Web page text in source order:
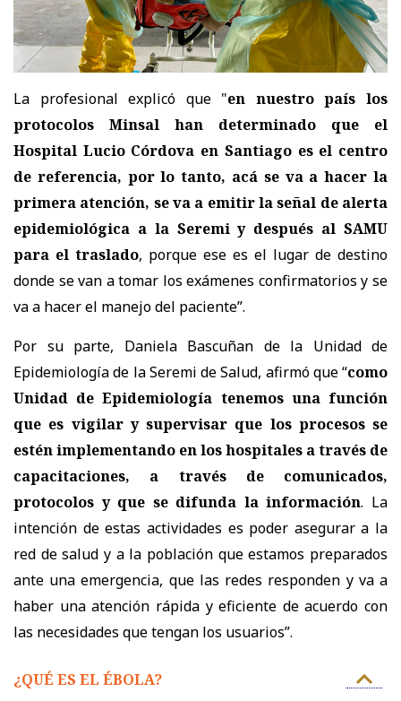
La profesional explicó que "en nuestro país los
protocolos Minsal han determinado que el
Hospital Lucio Córdova en Santiago es el centro
de referencia, por lo tanto, acá se va a hacer la
primera atención, se va a emitir la señal de alerta
epidemiológica a la Seremi y después al SAMU
para el traslado, porque ese es el lugar de destino
donde se van a tomar los exámenes confirmatorios y se
va a hacer el manejo del paciente”.
Por su parte, Daniela Bascuñan de la Unidad de
Epidemiología de la Seremi de Salud, afirmó que “como
Unidad de Epidemiología tenemos una función
que es vigilar y supervisar que los procesos se
estén implementando en los hospitales a través de
capacitaciones, a través de comunicados,
protocolos y que se difunda la información. La
intención de estas actividades es poder asegurar a la
red de salud y a la población que estamos preparados
ante una emergencia, que las redes responden y va a
haber una atención rápida y eficiente de acuerdo con
las necesidades que tengan los usuarios”.
¿QUÉ ES EL ÉBOLA?